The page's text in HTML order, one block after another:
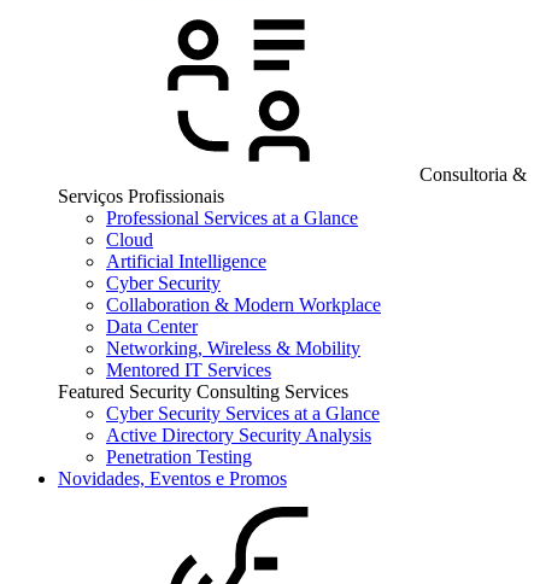
Consultoria &
Serviços Profissionais
Professional Services at a Glance
Cloud
Artificial Intelligence
Cyber Security
Collaboration & Modern Workplace
Data Center
Networking, Wireless & Mobility
Mentored IT Services
Featured Security Consulting Services
Cyber Security Services at a Glance
Active Directory Security Analysis
Penetration Testing
Novidades, Eventos e Promos